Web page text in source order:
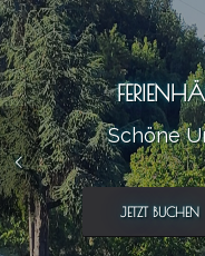
Schöne
JETZT BUCHEN